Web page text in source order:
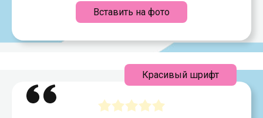
Вставить на фото
Красивый шрифт